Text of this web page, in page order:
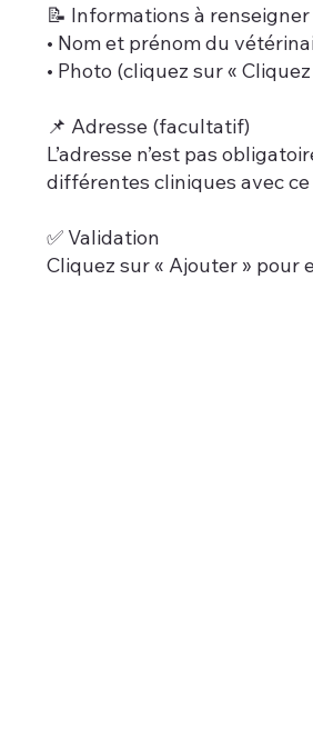
📝 Informations à renseigner
• Nom et prénom du
• Photo (cliquez sur «
📌 Adresse (facultatif)
L’adresse n’est pas
différentes cliniques avec
✅ Validation
Cliquez sur « Ajouter »